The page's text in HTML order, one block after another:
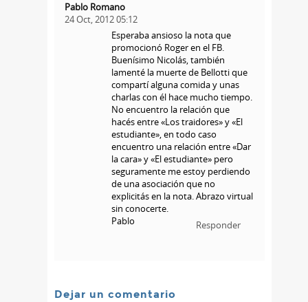
Pablo Romano
24 Oct, 2012 05:12
Esperaba ansioso la nota que
promocionó Roger en el FB.
Buenísimo Nicolás, también
lamenté la muerte de Bellotti que
compartí alguna comida y unas
charlas con él hace mucho tiempo.
No encuentro la relación que
hacés entre «Los traidores» y «El
estudiante», en todo caso
encuentro una relación entre «Dar
la cara» y «El estudiante» pero
seguramente me estoy perdiendo
de una asociación que no
explicitás en la nota. Abrazo virtual
sin conocerte.
Pablo
Responder
Dejar un comentario